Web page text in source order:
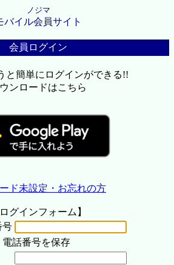
ノジマ
バイル会員サイト
会員ログイン
と簡単にログインができる!!
ンロードはこちら
ド未設定・お忘れの方
ログインフォーム】
号
電話番号を保存